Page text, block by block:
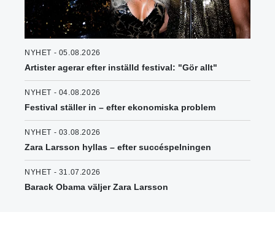
NYHET - 05.08.2026
Artister agerar efter inställd festival: "Gör allt"
NYHET - 04.08.2026
Festival ställer in – efter ekonomiska problem
NYHET - 03.08.2026
Zara Larsson hyllas – efter succéspelningen
NYHET - 31.07.2026
Barack Obama väljer Zara Larsson